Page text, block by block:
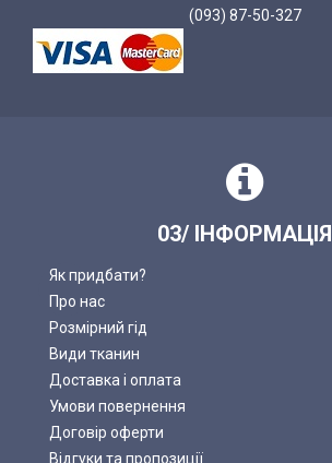
(093) 87-50-327
03/ ІНФОРМАЦІЯ
Як придбати?
Про нас
Розмірний гід
Види тканин
Доставка і оплата
Умови повернення
Договір оферти
Відгуки та пропозиції